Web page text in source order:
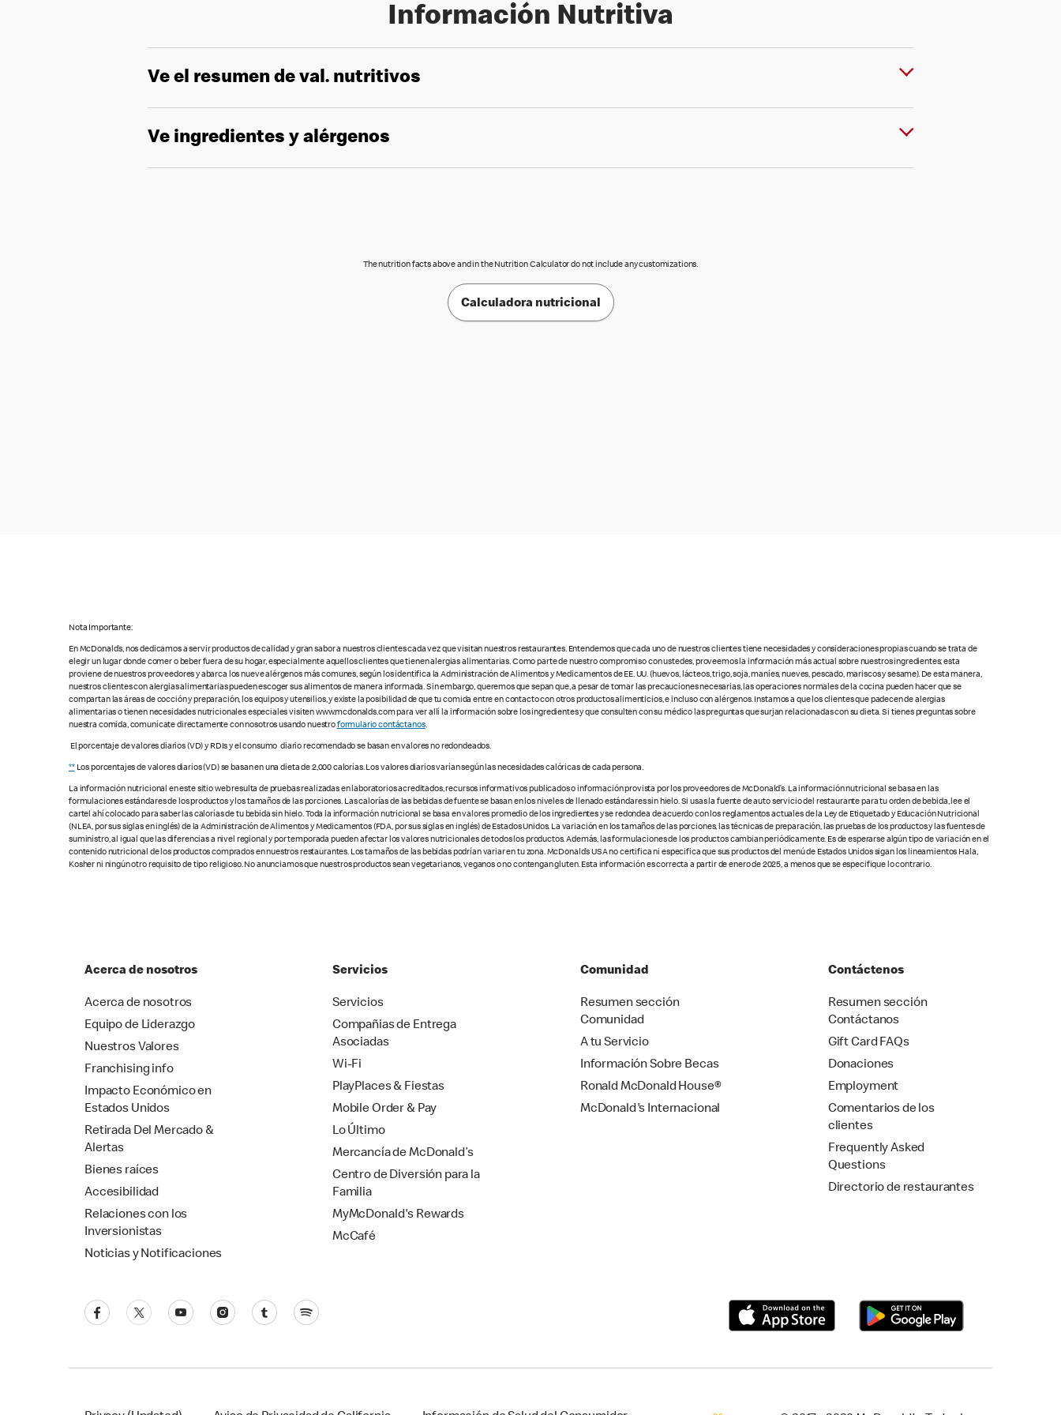
Información Nutritiva
Ve el resumen de val. nutritivos
Ve ingredientes y alérgenos
The nutrition facts above and in the Nutrition Calculator do not include any customizations.
Calculadora nutricional
Nota Importante:
En McDonald’s, nos dedicamos a servir productos de calidad y gran sabor a nuestros clientes cada vez que visitan nuestros restaurantes. Entendemos que cada uno de nuestros clientes tiene necesidades y consideraciones propias cuando se trata de
elegir un lugar donde comer o beber fuera de su hogar, especialmente aquellos clientes que tienen alergias alimentarias. Como parte de nuestro compromiso con ustedes, proveemos la información más actual sobre nuestros ingredientes; esta
proviene de nuestros proveedores y abarca los nueve alérgenos más comunes, según los identifica la Administración de Alimentos y Medicamentos de EE. UU. (huevos, lácteos, trigo, soja, maníes, nueves, pescado, mariscos y sesame). De esta manera,
nuestros clientes con alergias alimentarias pueden escoger sus alimentos de manera informada. Sin embargo, queremos que sepan que, a pesar de tomar las precauciones necesarias, las operaciones normales de la cocina pueden hacer que se
compartan las áreas de cocción y preparación, los equipos y utensilios, y existe la posibilidad de que tu comida entre en contacto con otros productos alimenticios, e incluso con alérgenos. Instamos a que los clientes que padecen de alergias
alimentarias o tienen necesidades nutricionales especiales visiten www.mcdonalds.com para ver allí la información sobre los ingredientes y que consulten con su médico las preguntas que surjan relacionadas con su dieta. Si tienes preguntas sobre
nuestra comida, comunícate directamente con nosotros usando nuestroformulario contáctanos.
El porcentaje de valores diarios (VD) y RDIs y el consumo diario recomendado se basan en valores no redondeados.
**Los porcentajes de valores diarios (VD) se basan en una dieta de 2,000 calorías. Los valores diarios varían según las necesidades calóricas de cada persona.
La información nutricional en este sitio web resulta de pruebas realizadas en laboratorios acreditados, recursos informativos publicados o información provista por los proveedores de McDonald’s. La información nutricional se basa en las
formulaciones estándares de los productos y los tamaños de las porciones. Las calorías de las bebidas de fuente se basan en los niveles de llenado estándares sin hielo. Si usas la fuente de auto servicio del restaurante para tu orden de bebida, lee el
cartel ahí colocado para saber las calorías de tu bebida sin hielo. Toda la información nutricional se basa en valores promedio de los ingredientes y se redondea de acuerdo con los reglamentos actuales de la Ley de Etiquetado y Educación Nutricional
(NLEA, por sus siglas en inglés) de la Administración de Alimentos y Medicamentos (FDA, por sus siglas en inglés) de Estados Unidos. La variación en los tamaños de las porciones, las técnicas de preparación, las pruebas de los productos y las fuentes de
suministro, al igual que las diferencias a nivel regional y por temporada pueden afectar los valores nutricionales de todos los productos. Además, las formulaciones de los productos cambian periódicamente. Es de esperarse algún tipo de variación en el
contenido nutricional de los productos comprados en nuestros restaurantes. Los tamaños de las bebidas podrían variar en tu zona. McDonald’s USA no certifica ni especifica que sus productos del menú de Estados Unidos sigan los lineamientos Hala,
Kosher ni ningún otro requisito de tipo religioso. No anunciamos que nuestros productos sean vegetarianos, veganos o no contengan gluten. Esta información es correcta a partir de enero de 2025, a menos que se especifique lo contrario.
Acerca de nosotros
Acerca de nosotros
Equipo de Liderazgo
Nuestros Valores
Franchising info
Impacto Económico en
Estados Unidos
Retirada Del Mercado &
Alertas
Bienes raíces
Accesibilidad
Relaciones con los
Inversionistas
Noticias y Notificaciones
Servicios
Servicios
Compañias de Entrega
Asociadas
Wi-Fi
PlayPlaces & Fiestas
Mobile Order & Pay
Lo Último
Mercancía de McDonald’s
Centro de Diversión para la
Familia
MyMcDonald's Rewards
McCafé
Comunidad
Resumen sección
Comunidad
A tu Servicio
Información Sobre Becas
Ronald McDonald House®
McDonald's Internacional
Contáctenos
Resumen sección
Contáctanos
Gift Card FAQs
Donaciones
Employment
Comentarios de los
clientes
Frequently Asked
Questions
Directorio de restaurantes